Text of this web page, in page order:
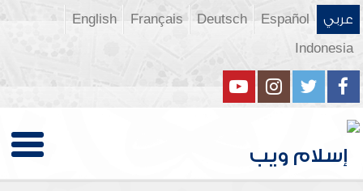
عربي Español
Deutsch
Français
English
Indonesia